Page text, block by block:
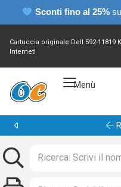
Sconti fino al 25%
Cartuccia originale Dell 592-11819
Internet!
Menù